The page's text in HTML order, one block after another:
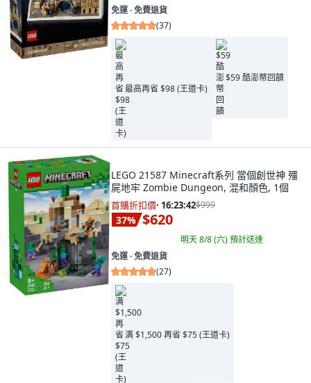
免運 ∙ 免費退貨
(37)
最高再省 $98 (王道卡)
$59 酷澎幣回饋
LEGO 21587 Minecraft系列 當個創世神 殭
屍地牢 Zombie Dungeon, 混和顏色, 1個
首購折扣價· 16:23:41$999
37% $620
明天 8/8 (六)預計送達
免運 ∙ 免費退貨
(27)
满 $1,500 再省 $75 (王道卡)